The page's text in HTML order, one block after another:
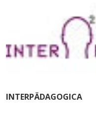
INTERPÄDAGOGICA